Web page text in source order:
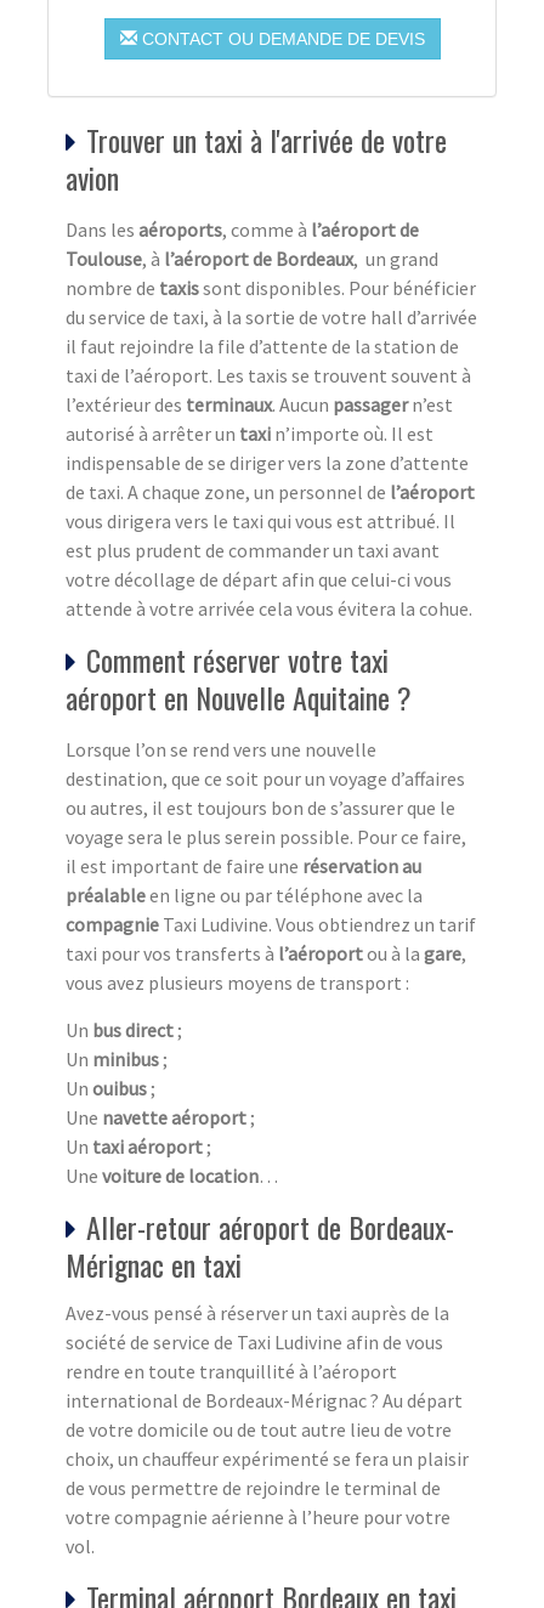
CONTACT OU DEMANDE DE DEVIS
Trouver un taxi à l'arrivée de votre
avion
Dans les aéroports, comme à l’aéroport de
Toulouse, à l’aéroport de Bordeaux, un grand
nombre de taxissont disponibles. Pour bénéficier
du service de taxi, à la sortie de votre hall d’arrivée
il faut rejoindre la file d’attente de la station de
taxi de l’aéroport. Les taxis se trouvent souvent à
l’extérieur des terminaux. Aucun passagern’est
autorisé à arrêter un taxi n’importe où. Il est
indispensable de se diriger vers la zone d’attente
de taxi. A chaque zone, un personnel de l’aéroport
vous dirigera vers le taxi qui vous est attribué. Il
est plus prudent de commander un taxi avant
votre décollage de départ afin que celui-ci vous
attende à votre arrivée cela vous évitera la cohue.
Comment réserver votre taxi
aéroport en Nouvelle Aquitaine ?
Lorsque l’on se rend vers une nouvelle
destination, que ce soit pour un voyage d’affaires
ou autres, il est toujours bon de s’assurer que le
voyage sera le plus serein possible. Pour ce faire,
il est important de faire une réservation au
préalableen ligne ou par téléphone avec la
compagnie Taxi Ludivine. Vous obtiendrez un tarif
taxi pour vos transferts à l’aéroportou à la gare,
vous avez plusieurs moyens de transport :
Un bus direct;
Un minibus;
Un ouibus;
Une navette aéroport;
Un taxi aéroport;
Une voiture de location…
Aller-retour aéroport de Bordeaux-
Mérignac en taxi
Avez-vous pensé à réserver un taxi auprès de la
société de service de Taxi Ludivine afin de vous
rendre en toute tranquillité à l’aéroport
international de Bordeaux-Mérignac ? Au départ
de votre domicile ou de tout autre lieu de votre
choix, un chauffeur expérimenté se fera un plaisir
de vous permettre de rejoindre le terminal de
votre compagnie aérienne à l’heure pour votre
vol.
Terminal aéroport Bordeaux en taxi